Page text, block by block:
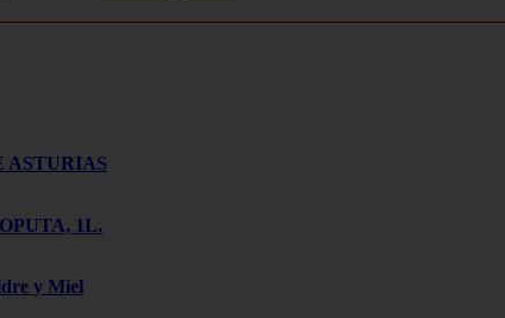
ASTURIAS
1L.
y Miel